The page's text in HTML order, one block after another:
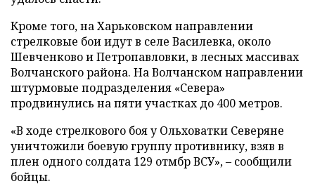
Кроме того, на Харьковском направлении
стрелковые бои идут в селе Василевка, около
Шевченково и Петропавловки, в лесных массивах
Волчанского района. На Волчанском направлении
штурмовые подразделения «Севера»
продвинулись на пяти участках до 400 метров.
«В ходе стрелкового боя у Ольховатки Северяне
уничтожили боевую группу противнику, взяв в
плен одного солдата 129 отмбр ВСУ», – сообщили
бойцы.